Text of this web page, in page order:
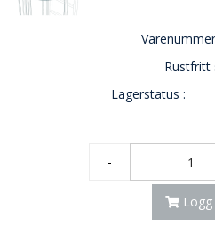
Rustfritt
Lagerstatus :
-